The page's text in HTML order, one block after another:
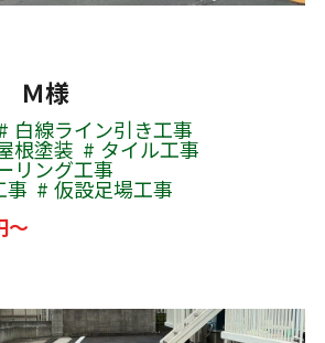
Ｍ様
白線ライン引き工事
根塗装 タイル工事
リング工事
事
仮設足場工事
～